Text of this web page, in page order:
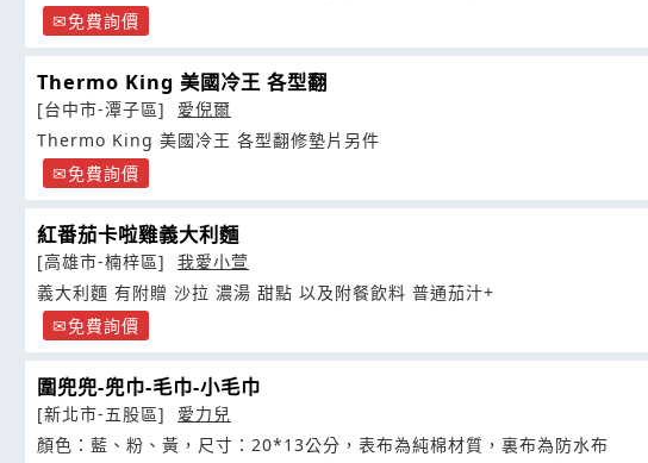
免費詢價
Thermo King 美國冷王 各型翻
[台中市-潭子區]
愛倪爾
Thermo King 美國冷王 各型翻修墊片另件
免費詢價
紅番茄卡啦雞義大利麵
[高雄市-楠梓區]
我愛小萱
義大利麵 有附贈 沙拉 濃湯 甜點 以及附餐飲料 普通茄汁+
免費詢價
圍兜兜-兜巾-毛巾-小毛巾
[新北市-五股區]
愛力兒
顏色：藍、粉、黃，尺寸：20*13公分，表布為純棉材質，裏布為防水布